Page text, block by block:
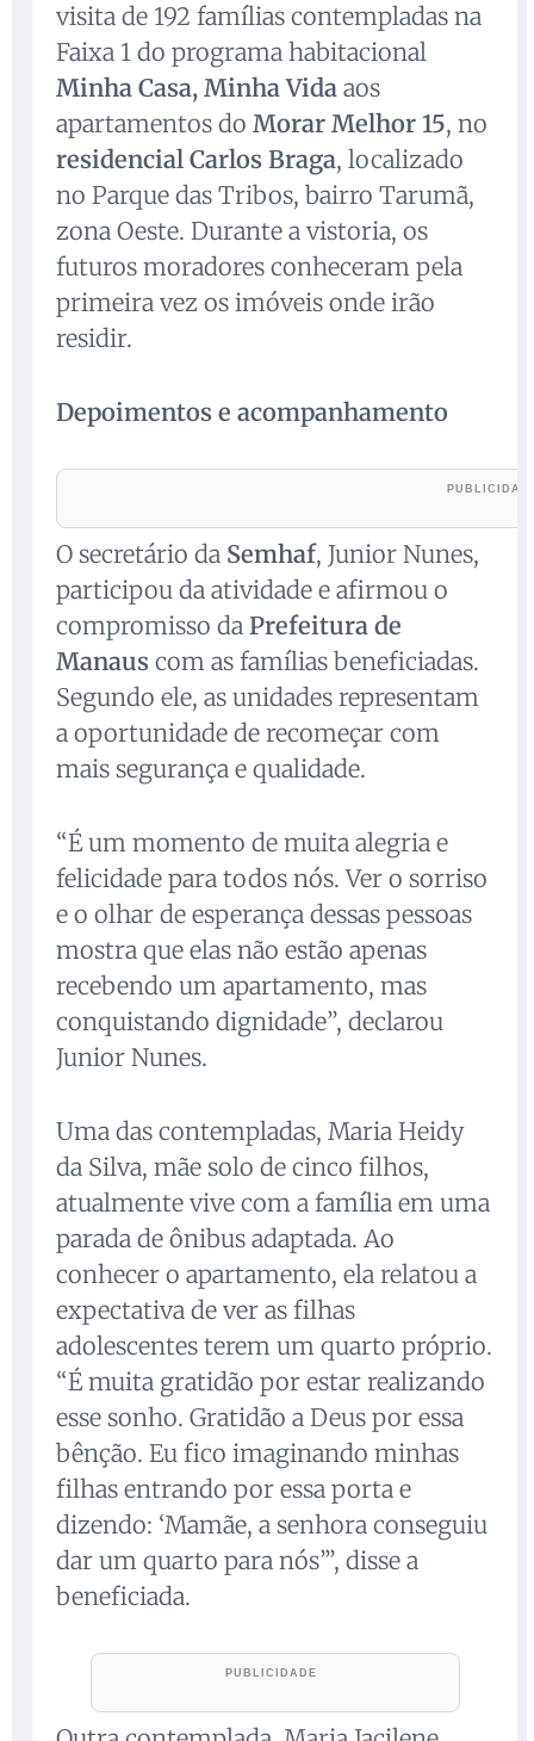
visita de 192 famílias contempladas na
Faixa 1 do programa habitacional
Minha Casa, Minha Vida aos
apartamentos do Morar Melhor 15, no
residencial Carlos Braga, localizado
no Parque das Tribos, bairro Tarumã,
zona Oeste. Durante a vistoria, os
futuros moradores conheceram pela
primeira vez os imóveis onde irão
residir.
Depoimentos e acompanhamento
O secretário da Semhaf, Junior Nunes,
participou da atividade e afirmou o
compromisso da Prefeitura de
Manaus com as famílias beneficiadas.
Segundo ele, as unidades representam
a oportunidade de recomeçar com
mais segurança e qualidade.
“É um momento de muita alegria e
felicidade para todos nós. Ver o sorriso
e o olhar de esperança dessas pessoas
mostra que elas não estão apenas
recebendo um apartamento, mas
conquistando dignidade”, declarou
Junior Nunes.
Uma das contempladas, Maria Heidy
da Silva, mãe solo de cinco filhos,
atualmente vive com a família em uma
parada de ônibus adaptada. Ao
conhecer o apartamento, ela relatou a
expectativa de ver as filhas
adolescentes terem um quarto próprio.
“É muita gratidão por estar realizando
esse sonho. Gratidão a Deus por essa
bênção. Eu fico imaginando minhas
filhas entrando por essa porta e
dizendo: ‘Mamãe, a senhora conseguiu
dar um quarto para nós’”, disse a
beneficiada.